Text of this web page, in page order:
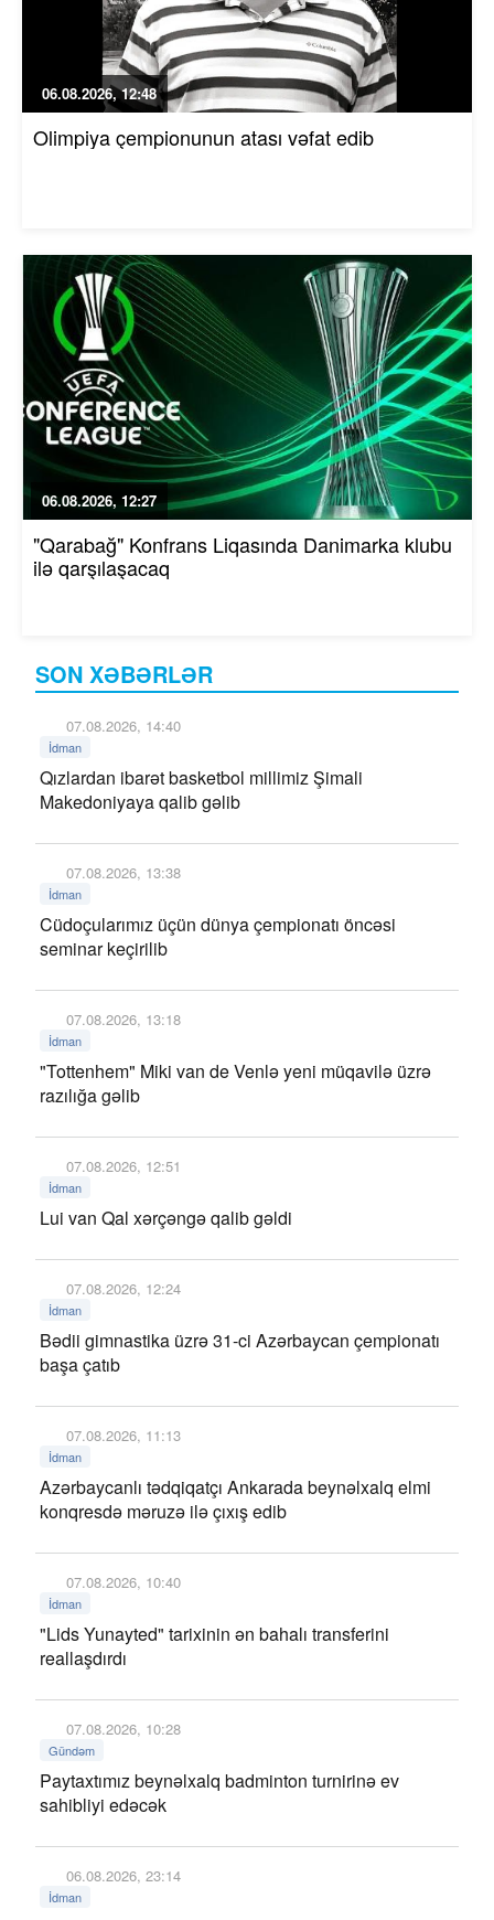
SON XƏBƏRLƏR
07.08.2026, 14:40
İdman
Qızlardan ibarət basketbol millimiz Şimali
Makedoniyaya qalib gəlib
07.08.2026, 13:38
İdman
Cüdoçularımız üçün dünya çempionatı öncəsi
seminar keçirilib
07.08.2026, 13:18
İdman
"Tottenhem" Miki van de Venlə yeni müqavilə üzrə
razılığa gəlib
07.08.2026, 12:51
İdman
Lui van Qal xərçəngə qalib gəldi
07.08.2026, 12:24
İdman
Bədii gimnastika üzrə 31-ci Azərbaycan çempionatı
başa çatıb
07.08.2026, 11:13
İdman
Azərbaycanlı tədqiqatçı Ankarada beynəlxalq elmi
konqresdə məruzə ilə çıxış edib
07.08.2026, 10:40
İdman
"Lids Yunayted" tarixinin ən bahalı transferini
reallaşdırdı
07.08.2026, 10:28
Gündəm
Paytaxtımız beynəlxalq badminton turnirinə ev
sahibliyi edəcək
06.08.2026, 23:14
İdman
06.08.2026, 12:48
Olimpiya çempionunun atası vəfat edib
06.08.2026, 12:27
"Qarabağ" Konfrans Liqasında Danimarka klubu
ilə qarşılaşacaq